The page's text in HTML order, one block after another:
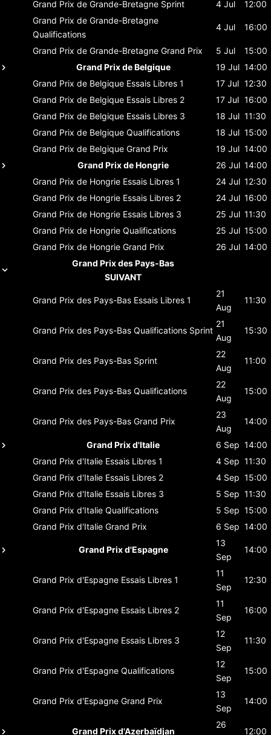
Grand Prix de Grande-Bretagne Sprint 4 Jul
12:00
Grand Prix de Grande-Bretagne
Qualifications
4 Jul 16:00
Grand Prix de Grande-Bretagne Grand Prix 5 Jul
15:00
Grand Prix de Belgique
19 Jul 14:00
Grand Prix de Belgique Essais Libres 1 17 Jul 12:30
Grand Prix de Belgique Essais Libres 2 17 Jul 16:00
Grand Prix de Belgique Essais Libres 3 18 Jul 11:30
Grand Prix de Belgique Qualifications 18 Jul 15:00
Grand Prix de Belgique Grand Prix 19 Jul 14:00
Grand Prix de Hongrie
26 Jul 14:00
Grand Prix de Hongrie Essais Libres 1 24 Jul 12:30
Grand Prix de Hongrie Essais Libres 2 24 Jul 16:00
Grand Prix de Hongrie Essais Libres 3 25 Jul 11:30
Grand Prix de Hongrie Qualifications 25 Jul 15:00
Grand Prix de Hongrie Grand Prix 26 Jul 14:00
Grand Prix des Pays-Bas
SUIVANT
Grand Prix des Pays-Bas Essais Libres 1
21
Aug
11:30
Grand Prix des Pays-Bas Qualifications Sprint
21
Aug
15:30
Grand Prix des Pays-Bas Sprint
22
Aug
11:00
Grand Prix des Pays-Bas Qualifications
22
Aug
15:00
Grand Prix des Pays-Bas Grand Prix
23
Aug
14:00
Grand Prix d'Italie 6 Sep 14:00
Grand Prix d'Italie Essais Libres 1 4 Sep 11:30
Grand Prix d'Italie Essais Libres 2 4 Sep 15:00
Grand Prix d'Italie Essais Libres 3 5 Sep 11:30
Grand Prix d'Italie Qualifications 5 Sep 15:00
Grand Prix d'Italie Grand Prix 6 Sep 14:00
Grand Prix d'Espagne
13
Sep
14:00
Grand Prix d'Espagne Essais Libres 1
11
Sep
12:30
Grand Prix d'Espagne Essais Libres 2
11
Sep
16:00
Grand Prix d'Espagne Essais Libres 3
12
Sep
11:30
Grand Prix d'Espagne Qualifications
12
Sep
15:00
Grand Prix d'Espagne Grand Prix
13
Sep
14:00
Grand Prix d'Azerbaïdjan
26
12:00